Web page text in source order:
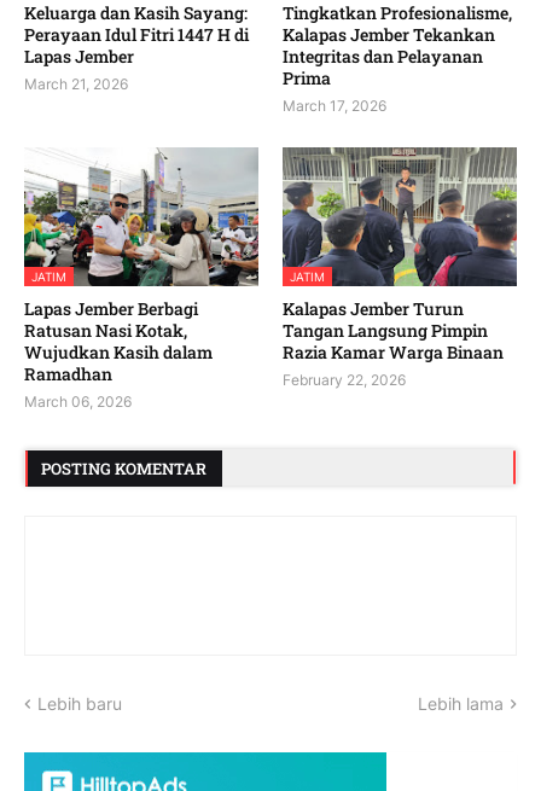
Keluarga dan Kasih Sayang:
Perayaan Idul Fitri 1447 H di
Lapas Jember
March 21, 2026
Tingkatkan Profesionalisme,
Kalapas Jember Tekankan
Integritas dan Pelayanan
Prima
March 17, 2026
JATIM
Lapas Jember Berbagi
Ratusan Nasi Kotak,
Wujudkan Kasih dalam
Ramadhan
March 06, 2026
JATIM
Kalapas Jember Turun
Tangan Langsung Pimpin
Razia Kamar Warga Binaan
February 22, 2026
POSTING KOMENTAR
Lebih baru Lebih lama